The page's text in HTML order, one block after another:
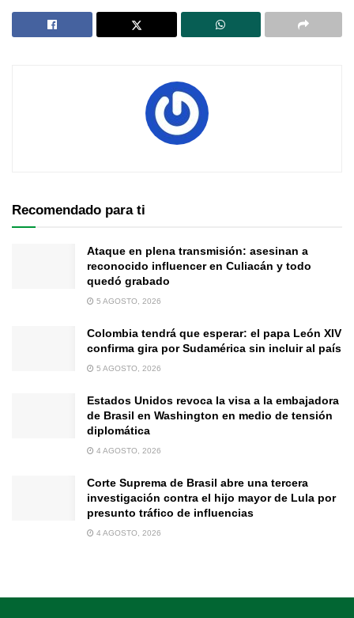
Recomendado para ti
Ataque en plena transmisión: asesinan a
reconocido influencer en Culiacán y todo
quedó grabado
5 AGOSTO, 2026
Colombia tendrá que esperar: el papa León XIV
confirma gira por Sudamérica sin incluir al país
5 AGOSTO, 2026
Estados Unidos revoca la visa a la embajadora
de Brasil en Washington en medio de tensión
diplomática
4 AGOSTO, 2026
Corte Suprema de Brasil abre una tercera
investigación contra el hijo mayor de Lula por
presunto tráfico de influencias
4 AGOSTO, 2026